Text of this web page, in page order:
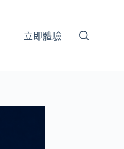
立即體驗